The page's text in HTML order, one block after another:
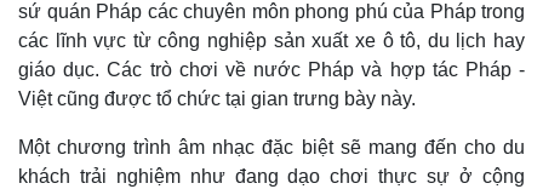
Pháp luật
Vụ án
Tin nóng
Tư vấn luật
Quân sự - Quốc phòng
Vũ khí
Việt Nam
Phân tích
sứ quán Pháp các chuyên môn phong phú của Pháp trong
các lĩnh vực từ công nghiệp sản xuất xe ô tô, du lịch hay
giáo dục. Các trò chơi về nước Pháp và hợp tác Pháp -
Việt cũng được tổ chức tại gian trưng bày này.
Một chương trình âm nhạc đặc biệt sẽ mang đến cho du
khách trải nghiệm như đang dạo chơi thực sự ở cộng